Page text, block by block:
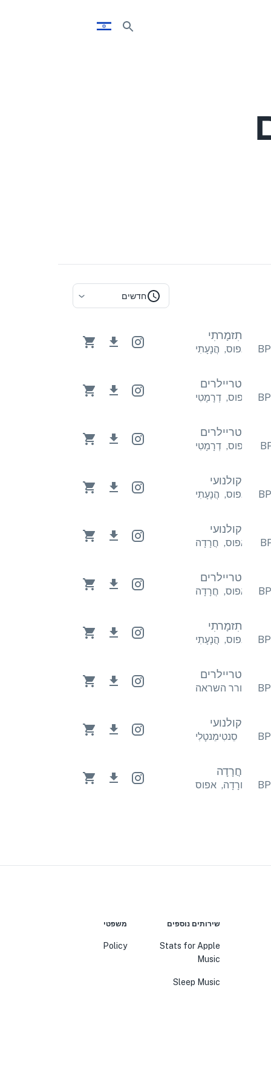
חדשים
תִזמָרתִי
אפוס, הֲנָעָתִי
טריילרים
אפוס, דְרָמָטִי
טריילרים
אפוס, דְרָמָטִי
קולנועי
אפוס, הֲנָעָתִי
קולנועי
אפוס, חֲרָדָה
טריילרים
אפוס, חֲרָדָה
תִזמָרתִי
אפוס, הֲנָעָתִי
טריילרים
, מעורר השראה
קולנועי
אפוס סֵנטִימֵנטָלִי
חֲרָדָה
חֲרָדָה, אפוס
שירותים נוספים
Stats for Apple
Music
Sleep Music
משפטי
Policy